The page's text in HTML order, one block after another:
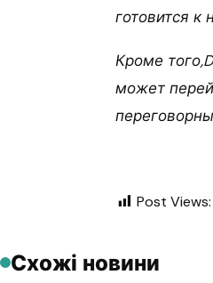
готовится к
Кроме
может
Post Views:
Схожі новини